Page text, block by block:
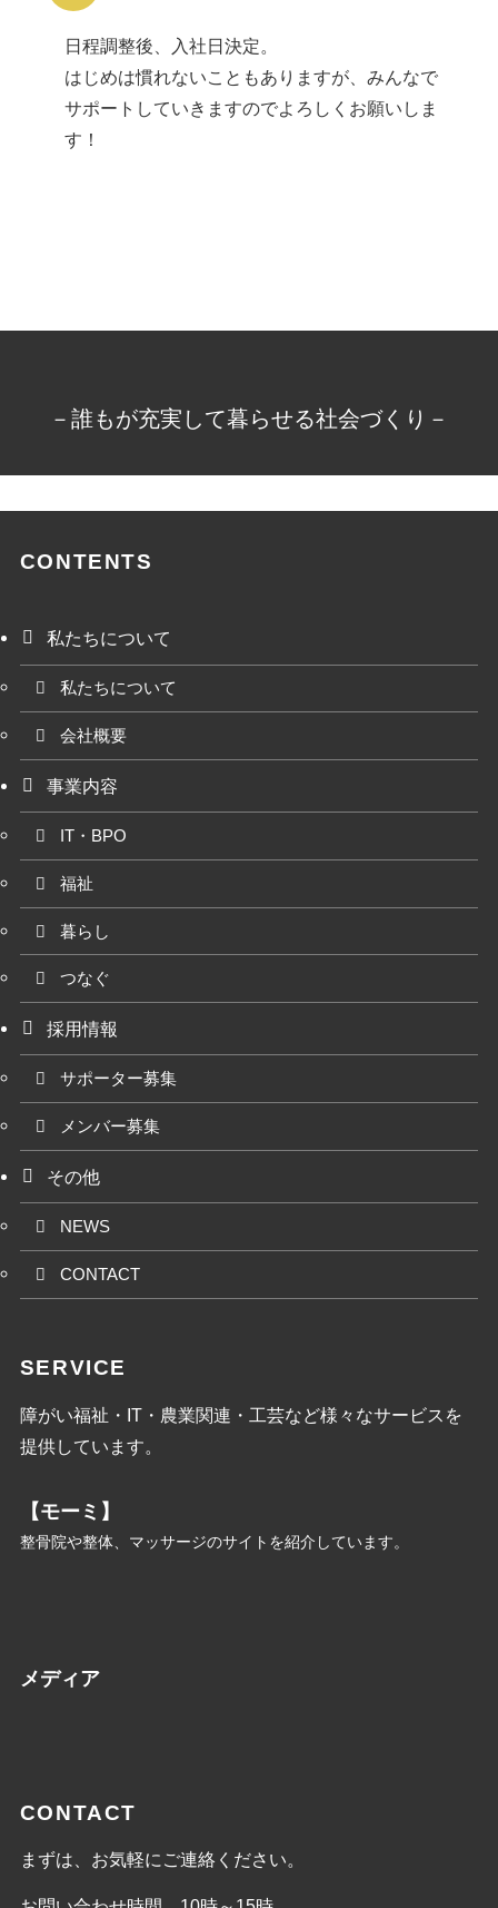
日程調整後、入社日決定。
はじめは慣れないこともありますが、みんなで
サポートしていきますのでよろしくお願いしま
す！
－誰もが充実して暮らせる社会づくり－
CONTENTS
私たちについて
私たちについて
会社概要
事業内容
IT・BPO
福祉
暮らし
つなぐ
採用情報
サポーター募集
メンバー募集
その他
NEWS
CONTACT
SERVICE
障がい福祉・IT・農業関連・工芸など様々なサービスを
提供しています。
【モーミ】
整骨院や整体、マッサージのサイトを紹介しています。
メディア
CONTACT
まずは、お気軽にご連絡ください。